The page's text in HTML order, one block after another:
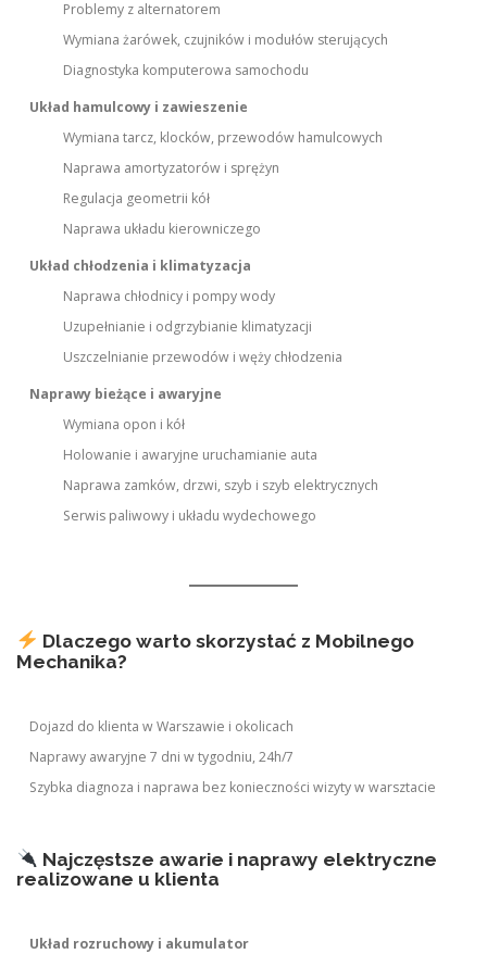
Problemy z alternatorem
Wymiana żarówek, czujników i modułów sterujących
Diagnostyka komputerowa samochodu
Układ hamulcowy i zawieszenie
Wymiana tarcz, klocków, przewodów hamulcowych
Naprawa amortyzatorów i sprężyn
Regulacja geometrii kół
Naprawa układu kierowniczego
Układ chłodzenia i klimatyzacja
Naprawa chłodnicy i pompy wody
Uzupełnianie i odgrzybianie klimatyzacji
Uszczelnianie przewodów i węży chłodzenia
Naprawy bieżące i awaryjne
Wymiana opon i kół
Holowanie i awaryjne uruchamianie auta
Naprawa zamków, drzwi, szyb i szyb elektrycznych
Serwis paliwowy i układu wydechowego
Dlaczego warto skorzystać z Mobilnego
Mechanika?
Dojazd do klienta w Warszawie i okolicach
Naprawy awaryjne 7 dni w tygodniu, 24h/7
Szybka diagnoza i naprawa bez konieczności wizyty w warsztacie
Najczęstsze awarie i naprawy elektryczne
realizowane u klienta
Układ rozruchowy i akumulator